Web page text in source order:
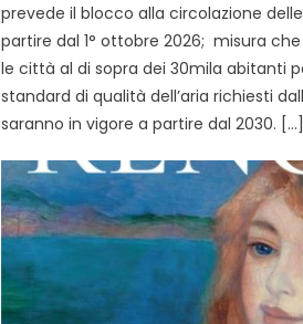
prevede il blocco alla circolazione
partire dal 1° ottobre 2026; misura
le città al di sopra dei 30mila abitanti
standard di qualità dell’aria richiesti
saranno in vigore a partire dal 2030. […]